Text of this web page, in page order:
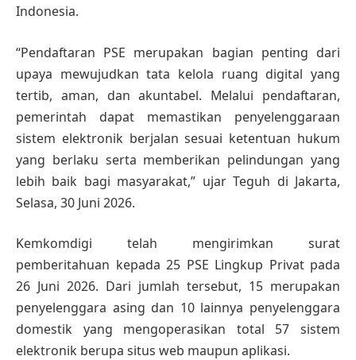
Indonesia.
“Pendaftaran PSE merupakan bagian penting dari
upaya mewujudkan tata kelola ruang digital yang
tertib, aman, dan akuntabel. Melalui pendaftaran,
pemerintah dapat memastikan penyelenggaraan
sistem elektronik berjalan sesuai ketentuan hukum
yang berlaku serta memberikan pelindungan yang
lebih baik bagi masyarakat,” ujar Teguh di Jakarta,
Selasa, 30 Juni 2026.
Kemkomdigi telah mengirimkan surat
pemberitahuan kepada 25 PSE Lingkup Privat pada
26 Juni 2026. Dari jumlah tersebut, 15 merupakan
penyelenggara asing dan 10 lainnya penyelenggara
domestik yang mengoperasikan total 57 sistem
elektronik berupa situs web maupun aplikasi.